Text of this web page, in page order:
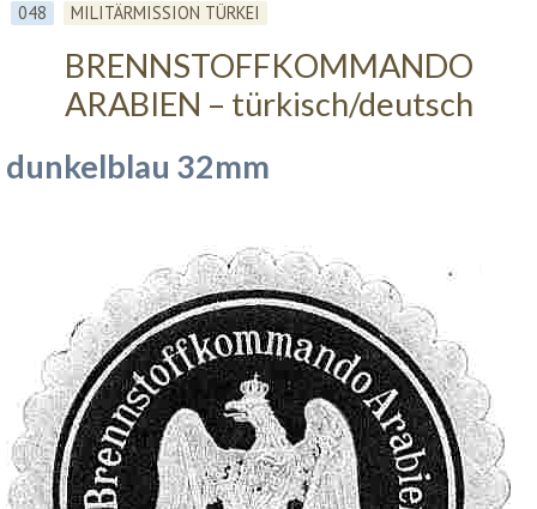
048 MILITÄRMISSION TÜRKEI
BRENNSTOFFKOMMANDO
ARABIEN – türkisch/deutsch
dunkelblau 32mm